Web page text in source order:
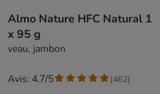
Almo Nature HFC Natural 1
x 95 g
veau, jambon
Avis: 4.7/5 (462)